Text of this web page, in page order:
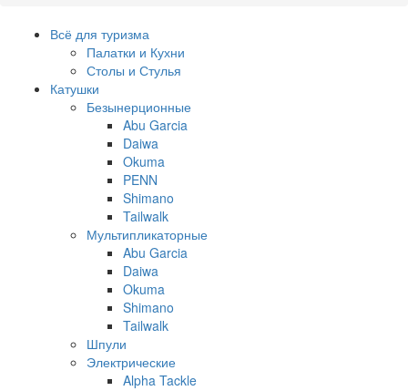
Всё для туризма
Палатки и Кухни
Столы и Стулья
Катушки
Безынерционные
Abu Garcia
Daiwa
Okuma
PENN
Shimano
Tailwalk
Мультипликаторные
Abu Garcia
Daiwa
Okuma
Shimano
Tailwalk
Шпули
Электрические
Alpha Tackle